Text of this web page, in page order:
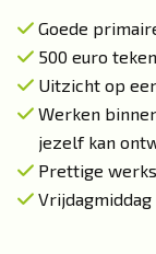
Goede
500 euro
Uitzicht op
Werken
jezelf kan
Prettige